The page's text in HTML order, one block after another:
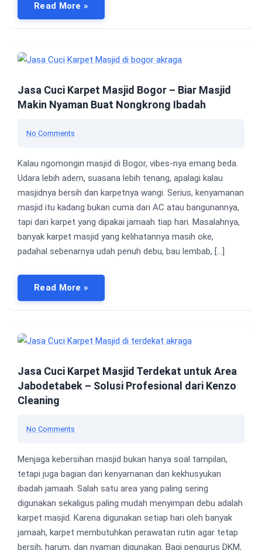
Read More »
Jasa Cuci Karpet Masjid Bogor – Biar Masjid
Makin Nyaman Buat Nongkrong Ibadah
No Comments
Kalau ngomongin masjid di Bogor, vibes-nya emang beda.
Udara lebih adem, suasana lebih tenang, apalagi kalau
masjidnya bersih dan karpetnya wangi. Serius, kenyamanan
masjid itu kadang bukan cuma dari AC atau bangunannya,
tapi dari karpet yang dipakai jamaah tiap hari. Masalahnya,
banyak karpet masjid yang kelihatannya masih oke,
padahal sebenarnya udah penuh debu, bau lembab, […]
Read More »
Jasa Cuci Karpet Masjid Terdekat untuk Area
Jabodetabek – Solusi Profesional dari Kenzo
Cleaning
No Comments
Menjaga kebersihan masjid bukan hanya soal tampilan,
tetapi juga bagian dari kenyamanan dan kekhusyukan
ibadah jamaah. Salah satu area yang paling sering
digunakan sekaligus paling mudah menyimpan debu adalah
karpet masjid. Karena digunakan setiap hari oleh banyak
jamaah, karpet membutuhkan perawatan rutin agar tetap
bersih, harum, dan nyaman digunakan. Bagi pengurus DKM,